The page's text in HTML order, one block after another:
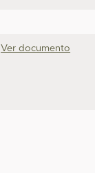
Ver documento